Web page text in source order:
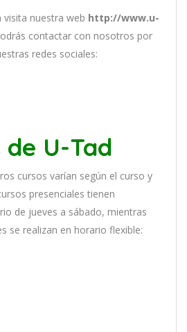
nuestra web http://www.u-
contactar con nosotros por
redes sociales:
U-Tad
ros cursos varían según el curso y
os presenciales tienen
de jueves a sábado, mientras
se realizan en horario flexible: